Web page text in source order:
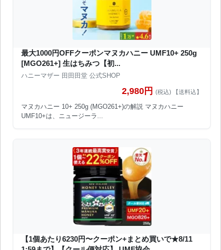
最大1000円OFFクーポンマヌカハニー UMF10+ 250g
[MGO261+] 生はちみつ【初...
ハニーマザー 田田田堂 公式SHOP
2,980円 (税込) 【送料込】
マヌカハニー 10+ 250g (MGO261+)の解説 マヌカハニー
UMF10+は、ニュージーラ...
【1個あたり6230円〜クーポン+まとめ買いで★8/11